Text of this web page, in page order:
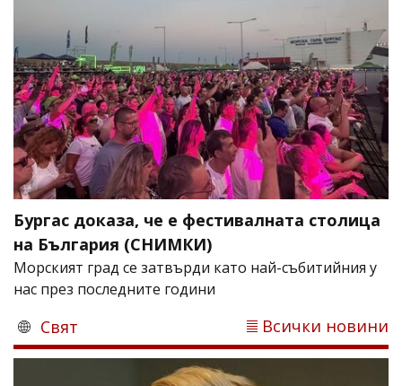
Бургас доказа, че е фестивалната столица
на България (СНИМКИ)
Морският град се затвърди като най-събитийния у
нас през последните години
Свят Всички новини